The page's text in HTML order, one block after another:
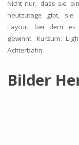
Nicht nur, dass sie
heutzutage gibt, sie
Layout, bei dem es
gewinnt. Kurzum:
Achterbahn.
Bilder